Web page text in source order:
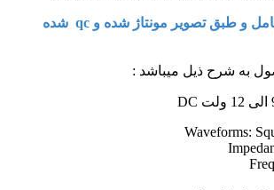
این ماژول بصورت کامل و طبق تصویر مونتاژ شده و qc شده
به شرح ذیل میباشد :
Waveforms: